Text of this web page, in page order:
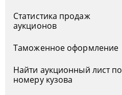
Статистика продаж
аукционов
Таможенное оформление
Найти аукционный лист по
номеру кузова